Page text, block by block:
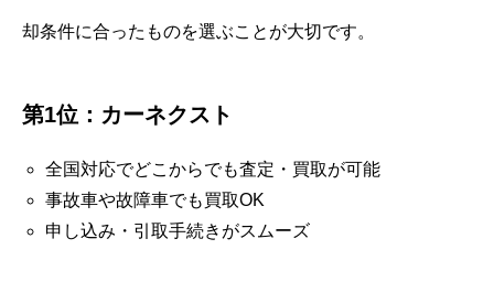
却条件に合ったものを選ぶことが大切です。
第1位：カーネクスト
全国対応でどこからでも査定・買取が可能
事故車や故障車でも買取OK
申し込み・引取手続きがスムーズ